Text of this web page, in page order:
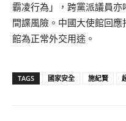
霸凌行為」，跨黨派議員
間諜風險。中國大使館回
館為正常外交用途。
TAGS 國家安全 施紀賢